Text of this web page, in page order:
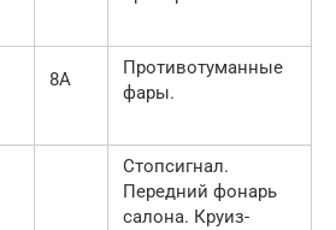
8A
Противотуманные
фары.
Стопсигнал.
Передний фонарь
салона. Круиз-